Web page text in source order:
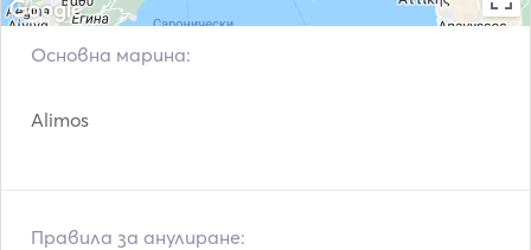
Метеостанция
Електрически лебедк
ел
Batten mainsail: 55.80 m².
Number of berths: 4 + 1.
Number of heads:  4 + 1.
Water maker: 160 l/h.
Основна марина:
Alimos
Правила за анулиране: